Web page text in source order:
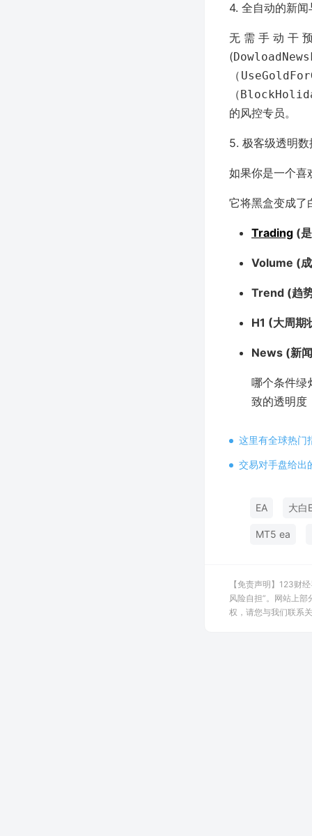
4. 全自动的新
无需手动干
(
（
（
的风控专员。
5. 极客级透明
如果你是一个喜
它将黑盒变成了
Trading (
Volume (
Trend (趋
H1 (大周
News (新
哪个条件绿
致的透明度
这里有全球热门
交易对手盘给出
EA 大白
MT5 ea
【免责声明】123财
风险自担”。网站上
权，请您与我们联系